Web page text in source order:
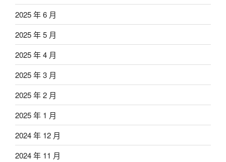
2025 年 6 月
2025 年 5 月
2025 年 4 月
2025 年 3 月
2025 年 2 月
2025 年 1 月
2024 年 12 月
2024 年 11 月